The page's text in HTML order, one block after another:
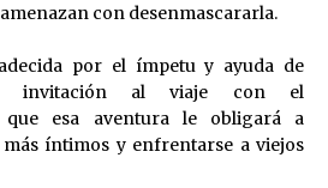
con desenmascararla.
por el ímpetu y ayuda de
invitación al viaje con el
que esa aventura le obligará a
más íntimos y enfrentarse a viejos